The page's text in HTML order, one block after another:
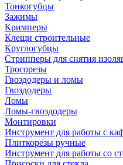
Тонкогубцы
Зажимы
Кримперы
Клещи строительные
Круглогубцы
Стрипперы для снятия
Тросорезы
Гвоздодеры и ломы
Гвоздодеры
Ломы
Ломы-гвоздодеры
Монтировки
Инструмент для работы с
Плиткорезы ручные
Инструмент для работы со